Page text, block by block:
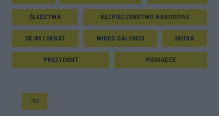
ŚLEDZTWA BEZPIECZEŃSTWO NARODOWE
SEJM I SENAT WIDEO SALON24 MEDIA
PREZYDENT PIENIĄDZE
PiS